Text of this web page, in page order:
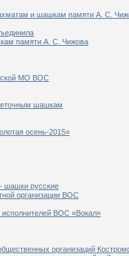
и шашкам памяти А. С.
памяти А. С. Чижова
МО ВОС
шашкам
осень-2015»
шашки русские
организации ВОС
ВОС «Вокал»
организаций